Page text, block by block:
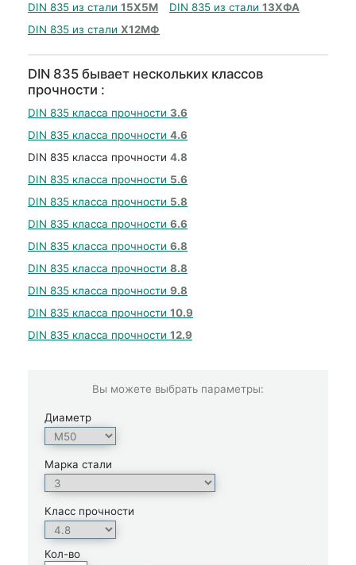
DIN 835 из стали 15Х5М DIN 835 из стали 13ХФА
DIN 835 из стали Х12МФ
DIN 835 бывает нескольких классов
прочности :
DIN 835 класса прочности 3.6
DIN 835 класса прочности 4.6
DIN 835 класса прочности 4.8
DIN 835 класса прочности 5.6
DIN 835 класса прочности 5.8
DIN 835 класса прочности 6.6
DIN 835 класса прочности 6.8
DIN 835 класса прочности 8.8
DIN 835 класса прочности 9.8
DIN 835 класса прочности 10.9
DIN 835 класса прочности 12.9
Вы можете выбрать параметры:
Диаметр
Марка стали
Класс прочности
Кол-во